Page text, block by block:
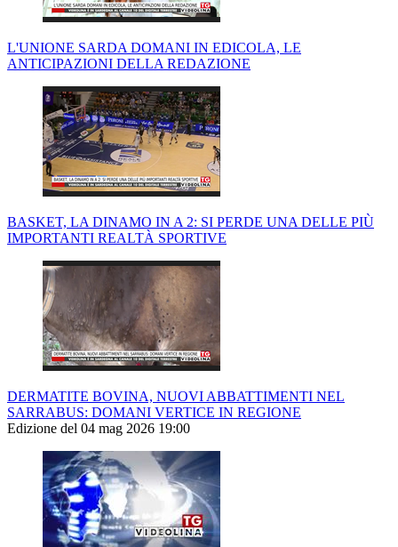
L'UNIONE SARDA DOMANI IN EDICOLA, LE
ANTICIPAZIONI DELLA REDAZIONE
BASKET, LA DINAMO IN A 2: SI PERDE UNA DELLE PIÙ
IMPORTANTI REALTÀ SPORTIVE
DERMATITE BOVINA, NUOVI ABBATTIMENTI NEL
SARRABUS: DOMANI VERTICE IN REGIONE
Edizione del 04 mag 2026 19:00